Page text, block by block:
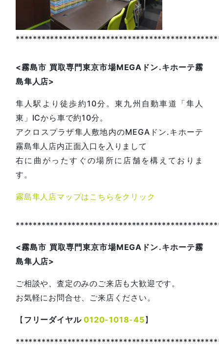
<霧島市 買取専門東京市場MEGA ドン.キホーテ霧
島隼人店>
隼人駅より徒歩約10分。東九州自動車道「隼人
東」ICから車で約10分。
アクロスプラザ隼人敷地内のMEGAドン.キホーテ
霧島隼人店内正面入口を入りまして
右に曲がったすぐの場所に店舗を構えておりま
す。
霧島隼人店マップはこちらをクリック
<霧島市 買取専門東京市場MEGA ドン.キホーテ霧
島隼人店>
ご相談や、査定のみのご来店も大歓迎です。
お気軽にお問合せ、ご来店ください。
【 フリーダイヤル0120-1018-45】